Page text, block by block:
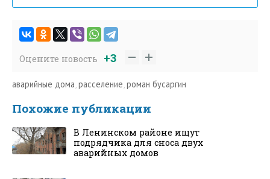
Оцените новость +3
аварийные дома,расселение,роман бусаргин
Похожие публикации
В Ленинском районе ищут
подрядчика для сноса двух
аварийных домов